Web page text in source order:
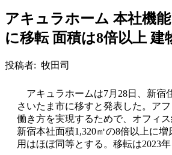
アキュラホーム 本社機
に移転 面積は8倍以上 建
投稿者: 牧田司
アキュラホームは7月28日、新宿
さいたま市に移すと発表した。ア
働き方を実現するためで、オフィ
新宿本社面積1,320㎡の8倍以上に
用はほぼ同等とする。移転は2023年